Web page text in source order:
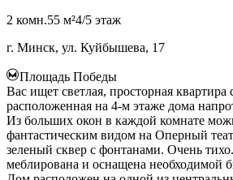
2 комн.55 м²4/5 этаж
г. Минск, ул. Куйбышева, 17
Площадь Победы
Вас ищет светлая, просторная квартира
расположенная на 4-м этаже дома
Из больших окон в каждой комнате
фантастическим видом на Оперный
зеленый сквер с фонтанами. Очень
меблирована и оснащена необходимой